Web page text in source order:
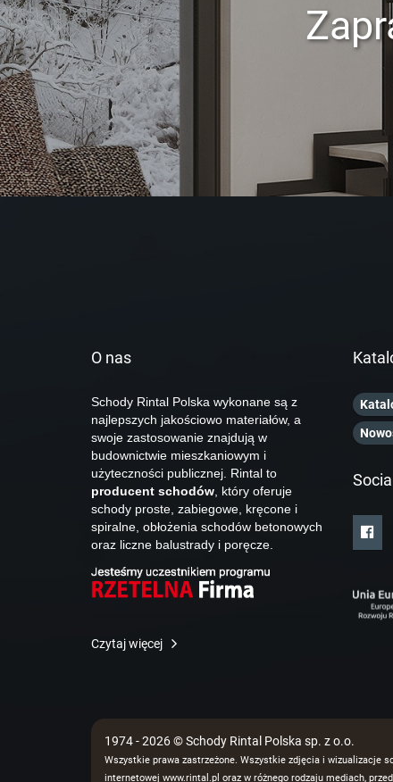
O nas
Schody Rintal Polska wykonane są z
najlepszych jakościowo materiałów, a
swoje zastosowanie znajdują w
budownictwie mieszkaniowym i
użyteczności publicznej. Rintal to
producent schodów , który oferuje
schody proste, zabiegowe, kręcone i
spiralne, obłożenia schodów betonowych
oraz liczne balustrady i poręcze.
Czytaj więcej
1974 - 2026 © Schody Rintal Polska sp. z o.o.
Wszystkie prawa zastrzeżone. Wszystkie zdjęcia i wizualizacje
internetowej www.rintal.pl oraz w różnego rodzaju mediach,